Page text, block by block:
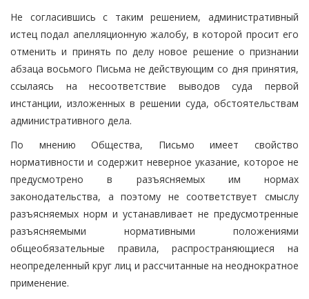
Не согласившись с таким решением, административный
истец подал апелляционную жалобу, в которой просит его
отменить и принять по делу новое решение о признании
абзаца восьмого Письма не действующим со дня принятия,
ссылаясь на несоответствие выводов суда первой
инстанции, изложенных в решении суда, обстоятельствам
административного дела.
По мнению Общества, Письмо имеет свойство
нормативности и содержит неверное указание, которое не
предусмотрено в разъясняемых им нормах
законодательства, а поэтому не соответствует смыслу
разъясняемых норм и устанавливает не предусмотренные
разъясняемыми нормативными положениями
общеобязательные правила, распространяющиеся на
неопределенный круг лиц и рассчитанные на неоднократное
применение.